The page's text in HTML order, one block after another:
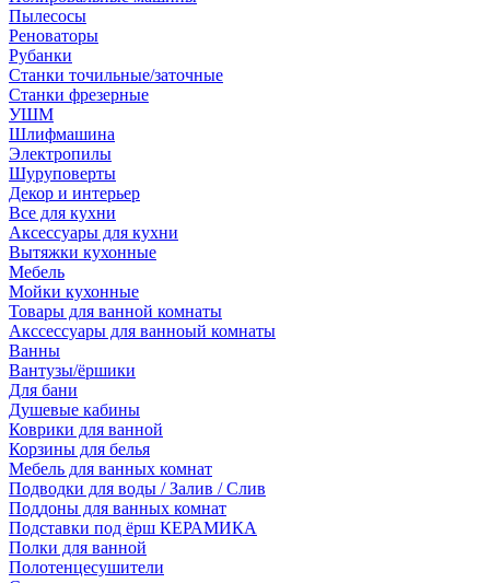
Пылесосы
Реноваторы
Рубанки
Станки точильные/заточные
Станки фрезерные
УШМ
Шлифмашина
Электропилы
Шуруповерты
Декор и интерьер
Все для кухни
Аксессуары для кухни
Вытяжки кухонные
Мебель
Мойки кухонные
Товары для ванной комнаты
Акссессуары для ванноый комнаты
Ванны
Вантузы/ёршики
Для бани
Душевые кабины
Коврики для ванной
Корзины для белья
Мебель для ванных комнат
Подводки для воды / Залив / Слив
Поддоны для ванных комнат
Подставки под ёрш КЕРАМИКА
Полки для ванной
Полотенцесушители